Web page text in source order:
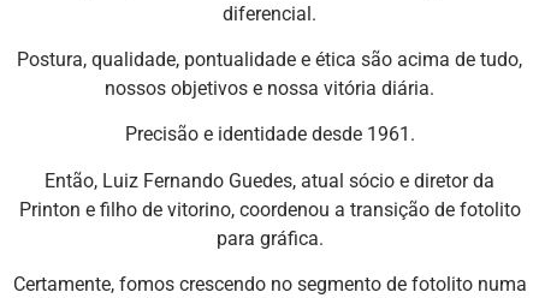
diferencial.
Postura, qualidade, pontualidade e ética são acima de tudo,
nossos objetivos e nossa vitória diária.
Precisão e identidade desde 1961.
Então, Luiz Fernando Guedes, atual sócio e diretor da
Printon e filho de vitorino, coordenou a transição de fotolito
para gráfica.
Certamente, fomos crescendo no segmento de fotolito numa